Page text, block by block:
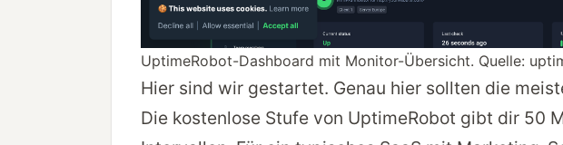
UptimeRobot-Dashboard mit Monitor-Übersicht. Quelle:
Hier sind wir gestartet. Genau hier sollten die
Die kostenlose Stufe von UptimeRobot gibt dir 50